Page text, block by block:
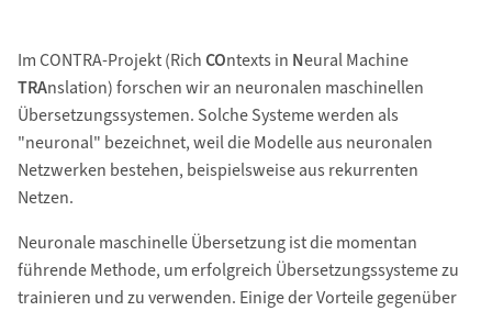
Im CONTRA-Projekt (RichCOntexts in Neural Machine
TRAnslation) forschen wir an neuronalen maschinellen
Übersetzungssystemen. Solche Systeme werden als
"neuronal" bezeichnet, weil die Modelle aus neuronalen
Netzwerken bestehen, beispielsweise aus rekurrenten
Netzen.
Neuronale maschinelle Übersetzung ist die momentan
führende Methode, um erfolgreich Übersetzungssysteme zu
trainieren und zu verwenden. Einige der Vorteile gegenüber